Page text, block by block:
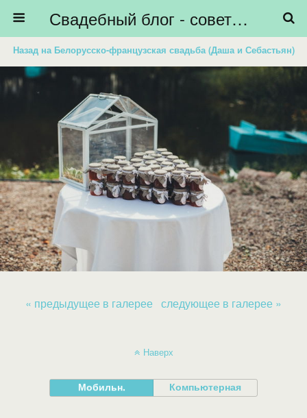
Свадебный блог - советы невестам, подготовка к свадьбе - HiBride
Назад на Белорусско-французская свадьба (Даша и Себастьян)
« предыдущее в галерее следующее в галерее »
Наверх
Мобильн. Компьютерная